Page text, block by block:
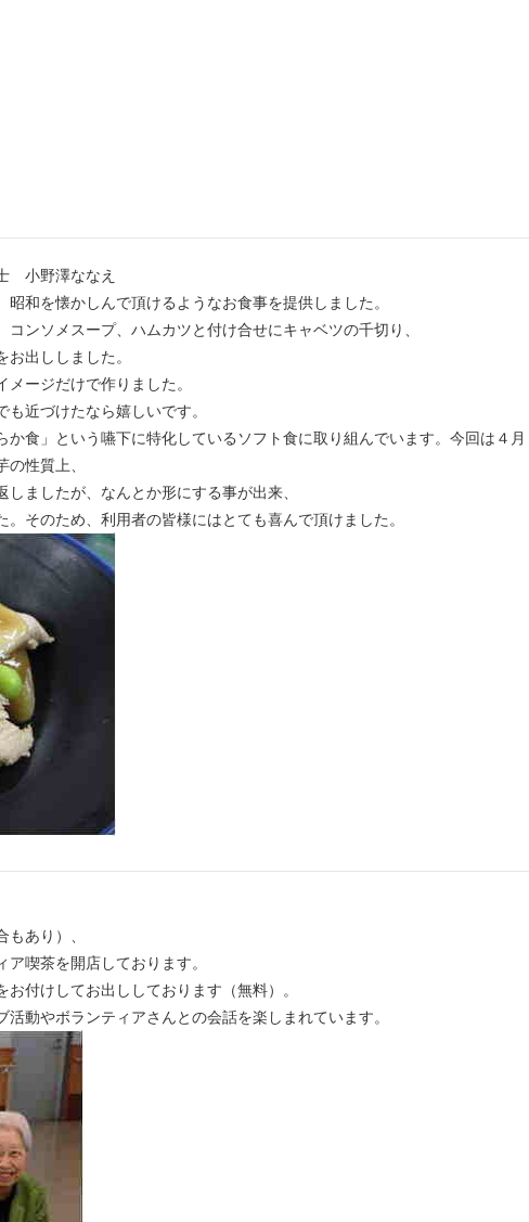
小野澤ななえ
和を懐かしんで頂けるようなお食事を提供しました。
ンソメスープ、ハムカツと付け合せにキャベツの千切り、
出ししました。
ージだけで作りました。
近づけたなら嬉しいです。
か食」という嚥下に特化しているソフト食に取り組んでいます。今回は４月
性質上、
ましたが、なんとか形にする事が出来、
そのため、利用者の皆様にはとても喜んで頂けました。
あり）、
喫茶を開店しております。
付けしてお出ししております（無料）。
動やボランティアさんとの会話を楽しまれています。